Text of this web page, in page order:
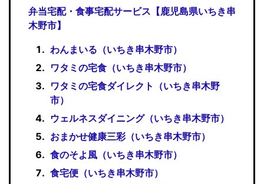
弁当宅配・食事宅配サービス【鹿児島県いちき串
木野市】
わんまいる（いちき串木野市）
ワタミの宅食（いちき串木野市）
ワタミの宅食ダイレクト（いちき串木野
市）
ウェルネスダイニング（いちき串木野市）
おまかせ健康三彩（いちき串木野市）
食のそよ風（いちき串木野市）
食宅便（いちき串木野市）